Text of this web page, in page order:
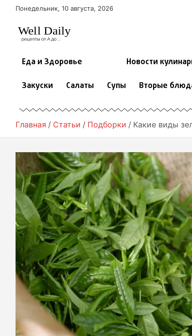
Понедельник, 10 августа, 2026
Еда и Здоровье Новости
Закуски Салаты Супы Вторые
Главная Статьи Подборки Какие виды